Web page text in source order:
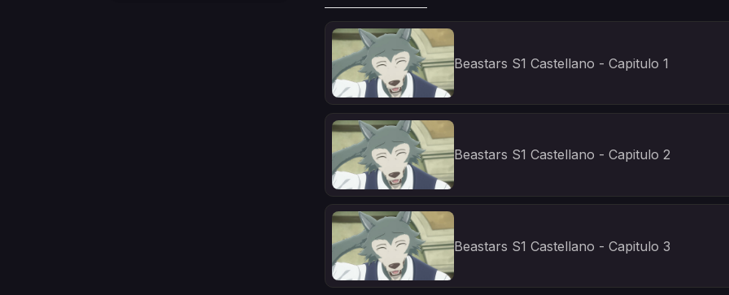
Beastars S1 Castellano - Capitulo 1
Beastars S1 Castellano - Capitulo 2
Beastars S1 Castellano - Capitulo 3